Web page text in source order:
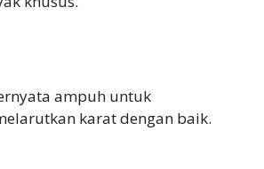
ampuh untuk
karat dengan baik.